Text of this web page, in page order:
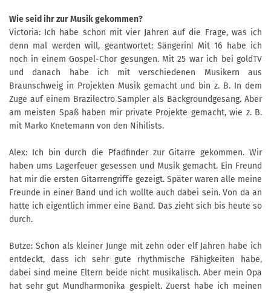
Wie seid ihr zur Musik gekommen?
Victoria: Ich habe schon mit vier Jahren auf die Frage, was ich
denn mal werden will, geantwortet: Sängerin! Mit 16 habe ich
noch in einem Gospel-Chor gesungen. Mit 25 war ich bei goldTV
und danach habe ich mit verschiedenen Musikern aus
Braunschweig in Projekten Musik gemacht und bin z. B. In dem
Zuge auf einem Brazilectro Sampler als Backgroundgesang. Aber
am meisten Spaß haben mir private Projekte gemacht, wie z. B.
mit Marko Knetemann von den Nihilists.
Alex: Ich bin durch die Pfadfinder zur Gitarre gekommen. Wir
haben ums Lagerfeuer gesessen und Musik gemacht. Ein Freund
hat mir die ersten Gitarrengriffe gezeigt. Später waren alle meine
Freunde in einer Band und ich wollte auch dabei sein. Von da an
hatte ich eigentlich immer eine Band. Das zieht sich bis heute so
durch.
Butze: Schon als kleiner Junge mit zehn oder elf Jahren habe ich
entdeckt, dass ich sehr gute rhythmische Fähigkeiten habe,
dabei sind meine Eltern beide nicht musikalisch. Aber mein Opa
hat sehr gut Mundharmonika gespielt. Zuerst habe ich meinen